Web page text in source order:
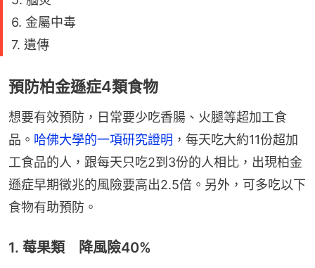
6. 金屬中毒
7. 遺傳
預防柏金遜症4類食物
想要有效預防，日常要少吃香腸、火腿等超加工食
品。 哈佛大學的一項研究證明 ，每天吃大約11份超加
工食品的人，跟每天只吃2到3份的人相比，出現柏金
遜症早期徵兆的風險要高出2.5倍。另外，可多吃以下
食物有助預防。
1. 莓果類 降風險40%